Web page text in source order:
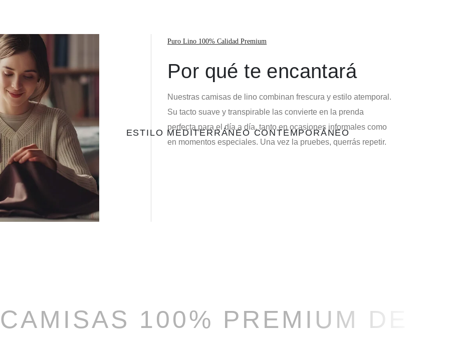
ESTILO MEDITERRÁNEO CONTEMPORÁNEO
Puro Lino 100% Calidad Premium
Por qué te encantará
Nuestras camisas de lino combinan frescura y estilo atemporal.
Su tacto suave y transpirable las convierte en la prenda
perfecta para el día a día, tanto en ocasiones informales como
en momentos especiales. Una vez la pruebes, querrás repetir.
CAMISAS 100% PREMIUM DE